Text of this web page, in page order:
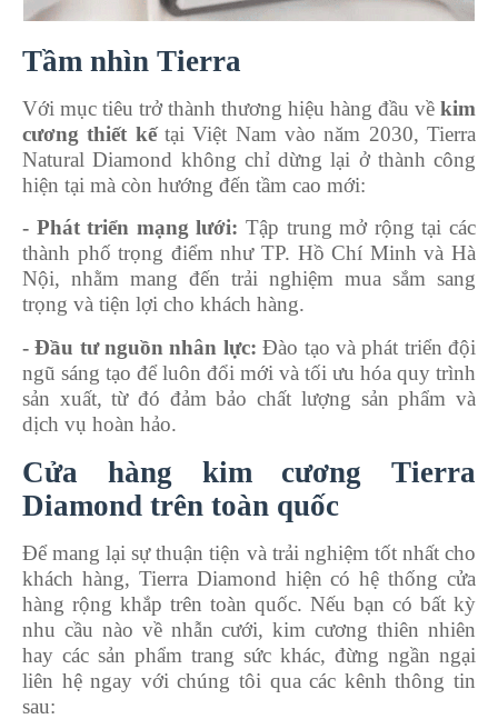
Tầm nhìn Tierra
Với mục tiêu trở thành thương hiệu hàng đầu về kim
cương thiết kếtại Việt Nam vào năm 2030, Tierra
Natural Diamond không chỉ dừng lại ở thành công
hiện tại mà còn hướng đến tầm cao mới:
- Phát triển mạng lưới: Tập trung mở rộng tại các
thành phố trọng điểm như TP. Hồ Chí Minh và Hà
Nội, nhằm mang đến trải nghiệm mua sắm sang
trọng và tiện lợi cho khách hàng.
- Đầu tư nguồn nhân lực: Đào tạo và phát triển đội
ngũ sáng tạo để luôn đổi mới và tối ưu hóa quy trình
sản xuất, từ đó đảm bảo chất lượng sản phẩm và
dịch vụ hoàn hảo.
Cửa hàng kim cương Tierra
Diamond trên toàn quốc
Để mang lại sự thuận tiện và trải nghiệm tốt nhất cho
khách hàng, Tierra Diamond hiện có hệ thống cửa
hàng rộng khắp trên toàn quốc. Nếu bạn có bất kỳ
nhu cầu nào về nhẫn cưới, kim cương thiên nhiên
hay các sản phẩm trang sức khác, đừng ngần ngại
liên hệ ngay với chúng tôi qua các kênh thông tin
sau: